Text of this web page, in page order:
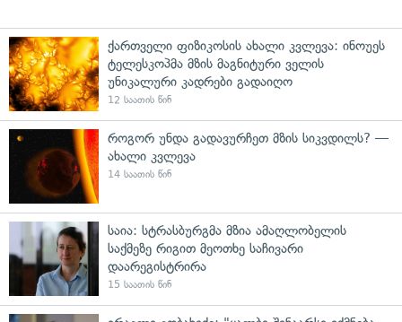
ქართველი ფიზიკოსის ახალი კვლევა: ინოუეს
ტელესკოპმა მზის მაგნიტური ველის
უნიკალური კადრები გადაიღო
12 საათის წინ
როგორ უნდა გადავურჩეთ მზის სიკვდილს? —
ახალი კვლევა
14 საათის წინ
საია: სტრასბურგმა მზია ამაღლობელის
საქმეზე რიგით მეოთხე საჩივარი
დაარეგისტრირა
15 საათის წინ